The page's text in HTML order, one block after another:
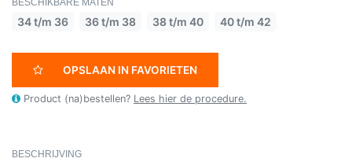
BESCHIKBARE MATEN
34 t/m 36 36 t/m 38 38 t/m 40 40 t/m 42
OPSLAAN IN FAVORIETEN
Product (na)bestellen? Lees hier de procedure.
BESCHRIJVING